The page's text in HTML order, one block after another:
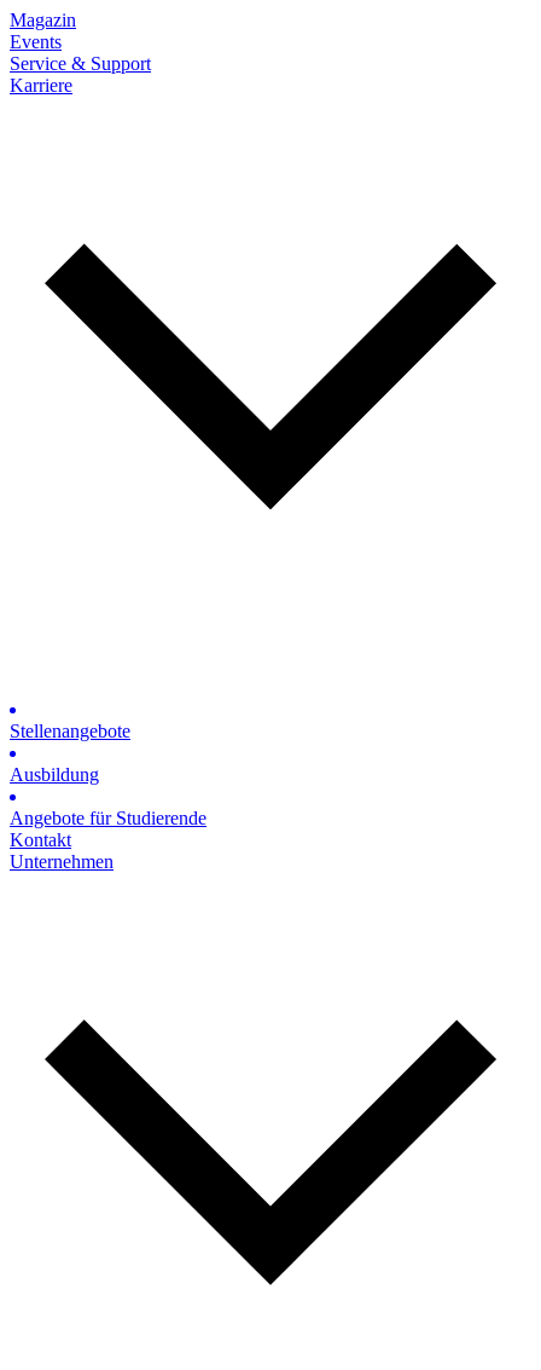
Magazin
Events
Service & Support
Karriere
Stellenangebote
Ausbildung
Angebote für Studierende
Kontakt
Unternehmen